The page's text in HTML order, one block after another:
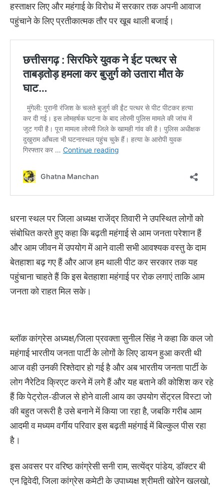
हस्ताक्षर लिए और महंगाई के विरोध में सरकार तक अपनी आवाज
पहुंचाने के लिए प्रतीकात्मक तौर पर खूब थाली बजाई।
धरना स्थल पर जिला अध्यक्ष राजेंद्र तिवारी ने उपस्थित लोगों को
संबोधित करते हुए कहा कि बढ़ती महंगाई से आम जनता परेशान हैं
और आम जीवन में उपयोग में आने वाली सभी आवश्यक वस्तु के दाम
बेतहाशा बढ़ गए हैं और आज हम थाली पीट कर सरकार तक यह
पहुंचाना चाहते हैं कि इस बेतहाशा महंगाई पर रोक लगाएं ताकि आम
जनता को राहत मिल सके।
ब्लॉक कांग्रेस अध्यक्ष/जिला प्रवक्ता सुनील सिंह ने कहा कि कल जो
महंगाई भारतीय जनता पार्टी के लोगों के लिए डायन हुआ करती थी
आज वही उनकी रिश्तेदार हो गई है और अब भारतीय जनता पार्टी के
लोग नैरेटिव क्रिएट करने में लगे हैं और यह बताने की कोशिश कर रहे
हैं कि पेट्रोल-डीजल से होने वाली आय का उपयोग सेंट्रल विस्टा जो
की बहुत जरूरी है उसे बनाने में किया जा रहा है, जबकि गरीब आम
आदमी व मध्यम वर्गीय परिवार इस बढ़ती महंगाई में बिल्कुल पीस रहा
है।
इस अवसर पर वरिष्ठ कांग्रेसी सनी राम, सत्येंद्र पांडेय, डॉक्टर बी
एन द्विवेदी, जिला कांग्रेस कमेटी के उपाध्यक्ष श्रीमती खोरेन खलखो,